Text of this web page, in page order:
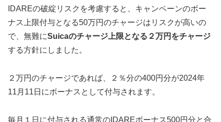
IDAREの破綻リスクを考慮すると、キャンペーンのボー
ナス上限付与となる50万円のチャージはリスクが高いの
で、無難にSuicaのチャージ上限となる２万円をチャージ
する方針にしました。
２万円のチャージであれば、２％分の400円分が2024年
11月11日にボーナスとして付与されます。
毎月１日に付与される通常のIDAREボーナス500円分と合